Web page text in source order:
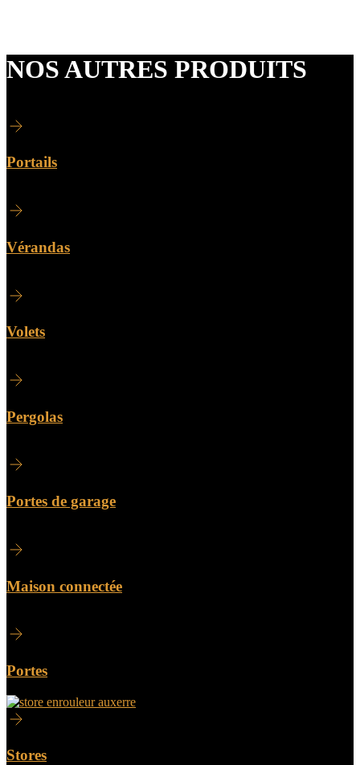
NOS AUTRES PRODUITS
Portails
Vérandas
Volets
Pergolas
Portes de garage
Maison connectée
Portes
Stores